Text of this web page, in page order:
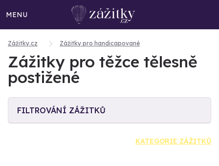
MENU
Zážitky.cz Zážitky pro handicapované
Zážitky pro těžce tělesně
postižené
FILTROVÁNÍ ZÁŽITKŮ
KATEGORIE ZÁŽITKŮ